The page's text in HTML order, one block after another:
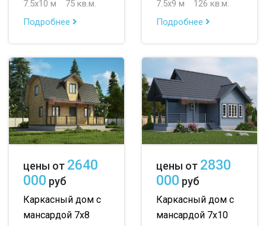
7.5х10 м
75 кв.м.
Подробнее
7.5х9 м
126 кв.м.
Подробнее
цены от 2640
000 руб
Каркасный дом с
мансардой 7х8
цены от 2830
000 руб
Каркасный дом с
мансардой 7х10